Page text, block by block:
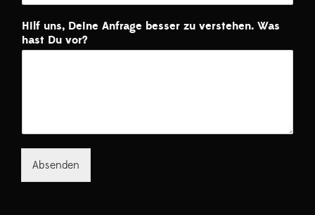
Hilf uns, Deine Anfrage besser zu verstehen. Was
hast Du vor?
Absenden